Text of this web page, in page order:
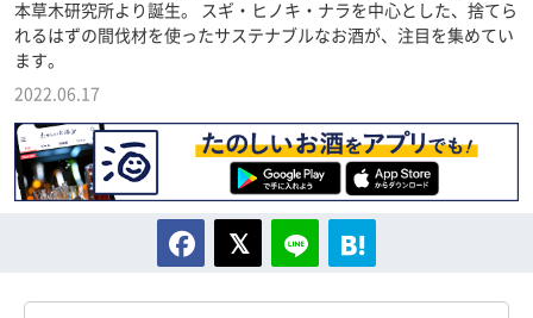
本草木研究所より誕生。 スギ・ヒノキ・ナラを中心とした、捨てら
れるはずの間伐材を使ったサステナブルなお酒が、注目を集めてい
ます。
2022.06.17